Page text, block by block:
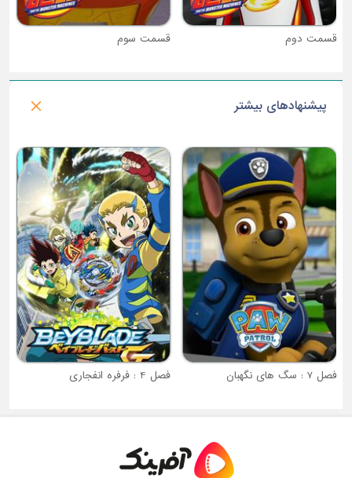
قسمت دوم قسمت سوم
پیشنهادهای بیشتر
فصل 7 : سگ های نگهبان فصل 4 : فرفره انفجاری